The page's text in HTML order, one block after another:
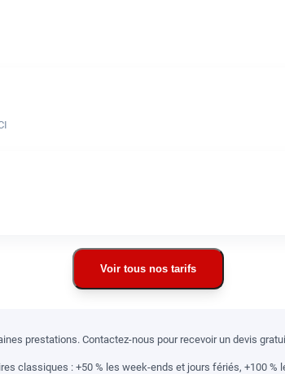
Voir tous nos tarifs
prestations. Contactez-nous pour recevoir un devis
classiques : +50 % les week-ends et jours fériés, +100 %